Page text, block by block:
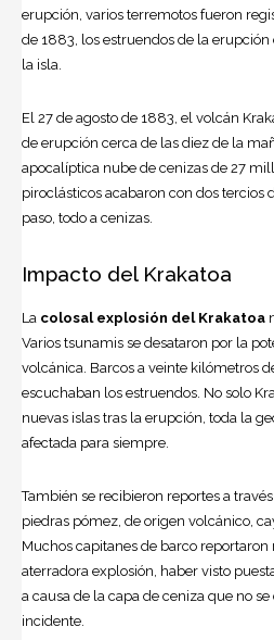
erupción, varios terremotos fueron
de 1883, los estruendos de la
la isla.
El 27 de agosto de 1883, el volcán
de erupción cerca de las diez de la
apocalíptica nube de cenizas de 27
piroclásticos acabaron con dos tercios
paso, todo a cenizas.
Impacto del Krakatoa
La colosal explosión del Krakatoa
Varios tsunamis se desataron por la
volcánica. Barcos a veinte kilómetros
escuchaban los estruendos. No solo
nuevas islas tras la erupción, toda la
afectada para siempre.
También se recibieron reportes a
piedras pómez, de origen volcánico,
Muchos capitanes de barco reportaron
aterradora explosión, haber visto
a causa de la capa de ceniza que no
incidente.